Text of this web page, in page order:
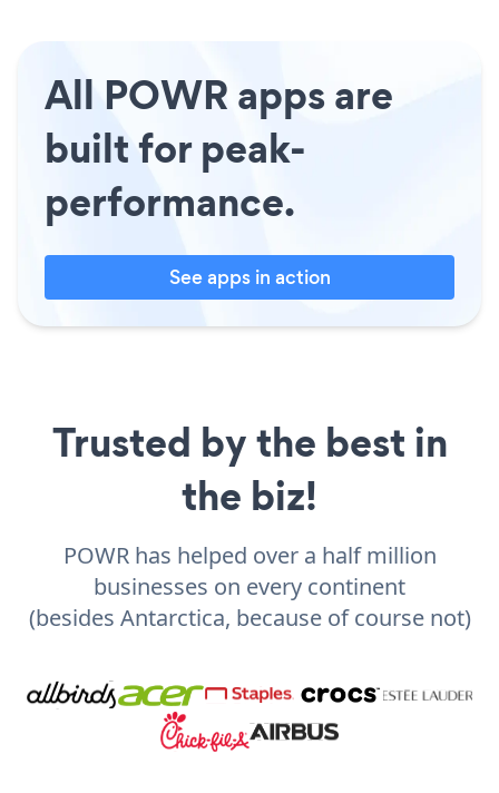
All POWR apps are
built for peak-
performance.
See apps in action
Trusted by the best in
the biz!
POWR has helped over a half million
businesses on every continent
(besides Antarctica, because of course not)